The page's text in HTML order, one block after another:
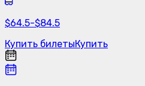
$64.5-$84.5
Купить билетыКупить